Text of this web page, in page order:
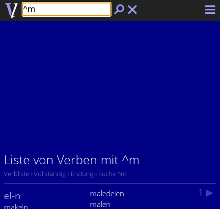
Liste von Verben mit ^m
Verbliste › Vollständig › Endung › Suche ^m
1 ▶
el-n
makeln
maledeien
malen